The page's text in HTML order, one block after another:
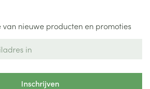
nieuwe producten en promoties
Inschrijven